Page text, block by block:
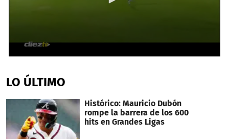
of
56
LO ÚLTIMO
Histórico: Mauricio Dubón
rompe la barrera de los 600
hits en Grandes Ligas